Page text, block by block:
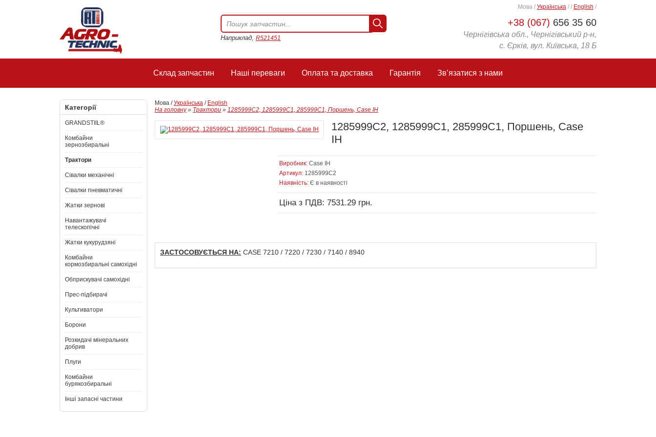
+38 (067) 656 35 60
Чернігівська обл., Чернігівський р-н,
с. Єрків, вул. Київська, 18 Б
Мова / Українська / / English /
Наприклад, R521451
Склад запчастин Наші переваги Оплата та доставка Гарантія Зв’язатися з нами
Категорії
GRANDSTIIL®
Комбайни
зернозбиральні
Трактори
Сівалки механічні
Сівалки пневматичні
Жатки зернові
Навантажувачі
телескопічні
Жатки кукурудзяні
Комбайни
кормозбиральні самохідні
Обприскувачі самохідні
Прес-підбирачі
Культиватори
Борони
Розкидачі мінеральних
добрив
Плуги
Комбайни
бурякозбиральні
Інші запасні частини
Мова /Українська / English
На головну» Трактори » 1285999C2, 1285999C1, 285999C1, Поршень, Case IH
1285999C2, 1285999C1, 285999C1, Поршень, Case
IH
Виробник: Case IH
Артикул: 1285999C2
Наявність: Є в наявності
Ціна з ПДВ: 7531.29 грн.
ЗАСТОСОВУЄТЬСЯ НА: CASE 7210 / 7220 / 7230 / 7140 / 8940